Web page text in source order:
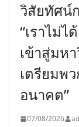
วิสัยทัศน์
“เราไม่ไ
เข้าสู่มห
เตรียมพ
อนาคต”
07/08/2026